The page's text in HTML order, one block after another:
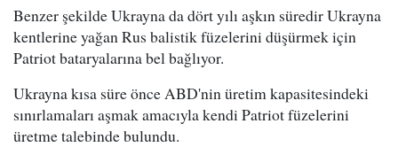
Benzer şekilde Ukrayna da dört yılı aşkın süredir Ukrayna
kentlerine yağan Rus balistik füzelerini düşürmek için
Patriot bataryalarına bel bağlıyor.
Ukrayna kısa süre önce ABD'nin üretim kapasitesindeki
sınırlamaları aşmak amacıyla kendi Patriot füzelerini
üretme talebinde bulundu.